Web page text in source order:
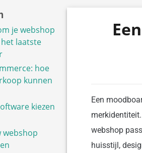
je webshop
laatste
hoe
kunnen
kiezen
webshop
Een
webshop
huisstijl,